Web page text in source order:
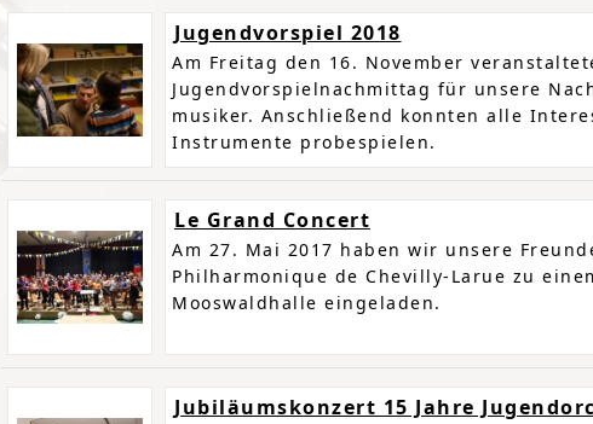
Jugendvorspiel 2018
Am Freitag den 16. November
Jugendvorspielnachmittag für unsere
musiker. Anschließend konnten alle
Instrumente probespielen.
Le Grand Concert
Am 27. Mai 2017 haben wir unsere
Philharmonique de Chevilly-Larue zu
Mooswaldhalle eingeladen.
Jubiläumskonzert 15 Jahre